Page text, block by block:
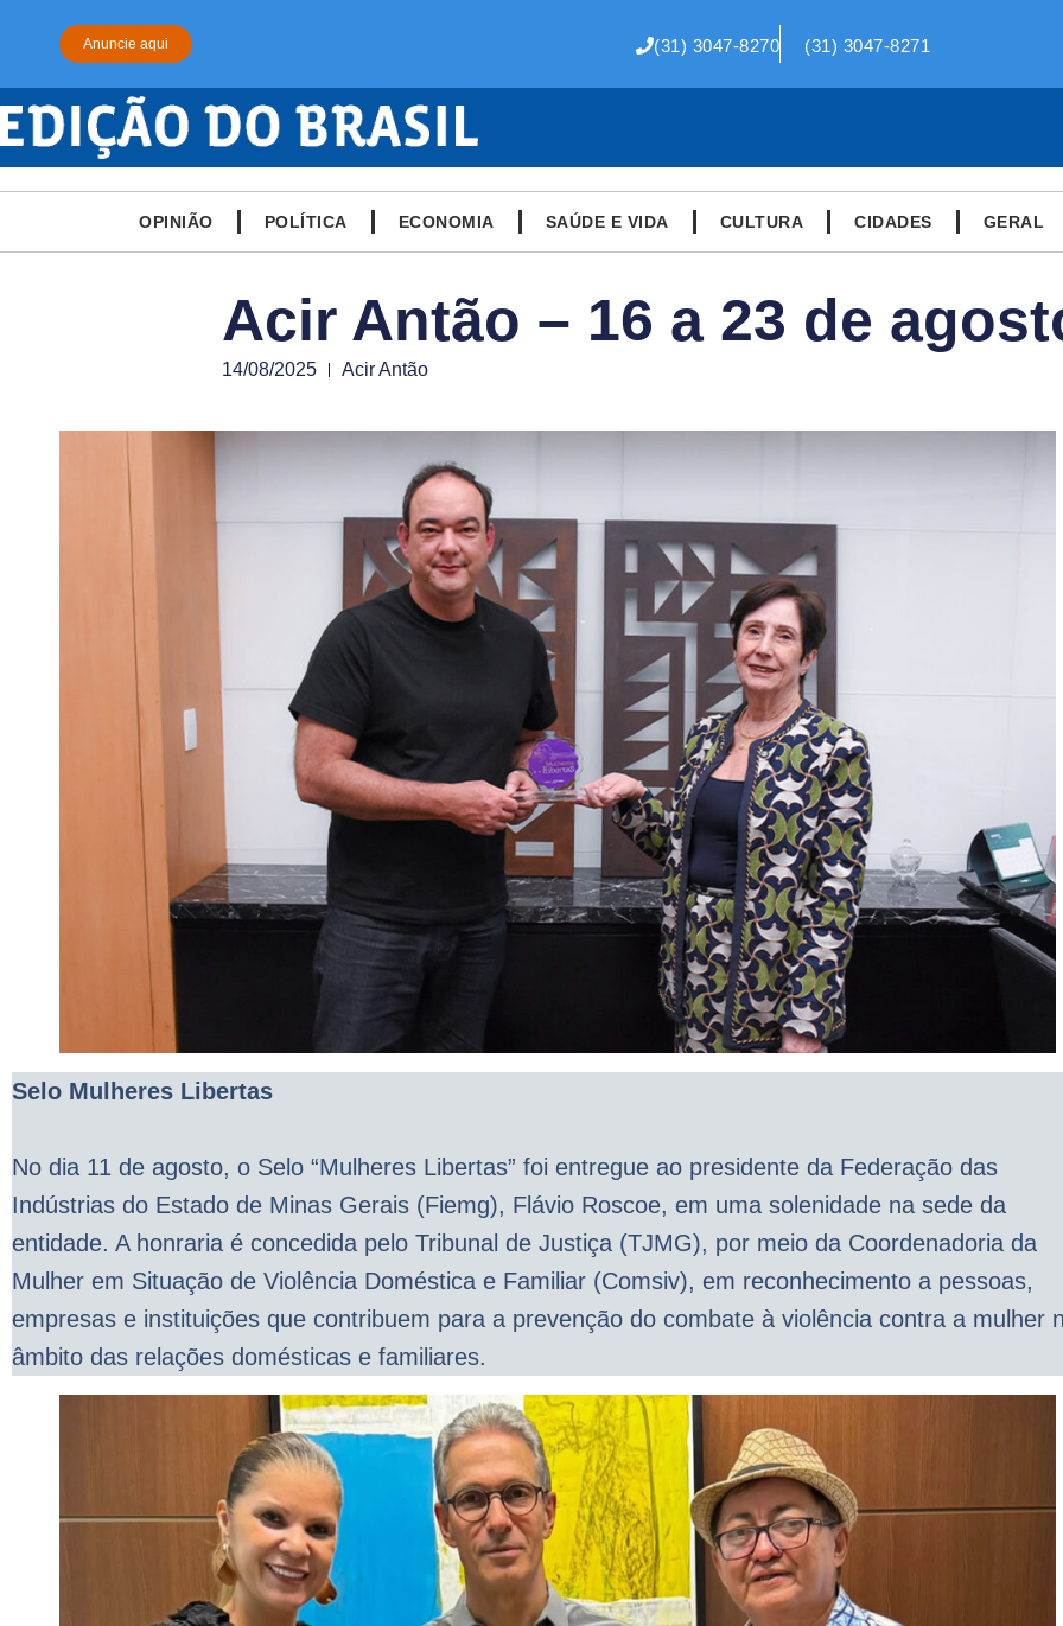
Anuncie aqui (31) 3047-8270 (31) 3047-8271
OPINIÃO POLÍTICA ECONOMIA SAÚDE E VIDA CULTURA CIDADES GERAL
Acir Antão – 16 a 23 de
14/08/2025 Acir Antão
Selo Mulheres Libertas
No dia 11 de agosto, o Selo “Mulheres Libertas” foi entregue ao presidente da Federação das
Indústrias do Estado de Minas Gerais (Fiemg), Flávio Roscoe, em uma solenidade na sede da
entidade. A honraria é concedida pelo Tribunal de Justiça (TJMG), por meio da Coordenadoria da
Mulher em Situação de Violência Doméstica e Familiar (Comsiv), em reconhecimento a pessoas,
empresas e instituições que contribuem para a prevenção do combate à violência contra a mulher
âmbito das relações domésticas e familiares.